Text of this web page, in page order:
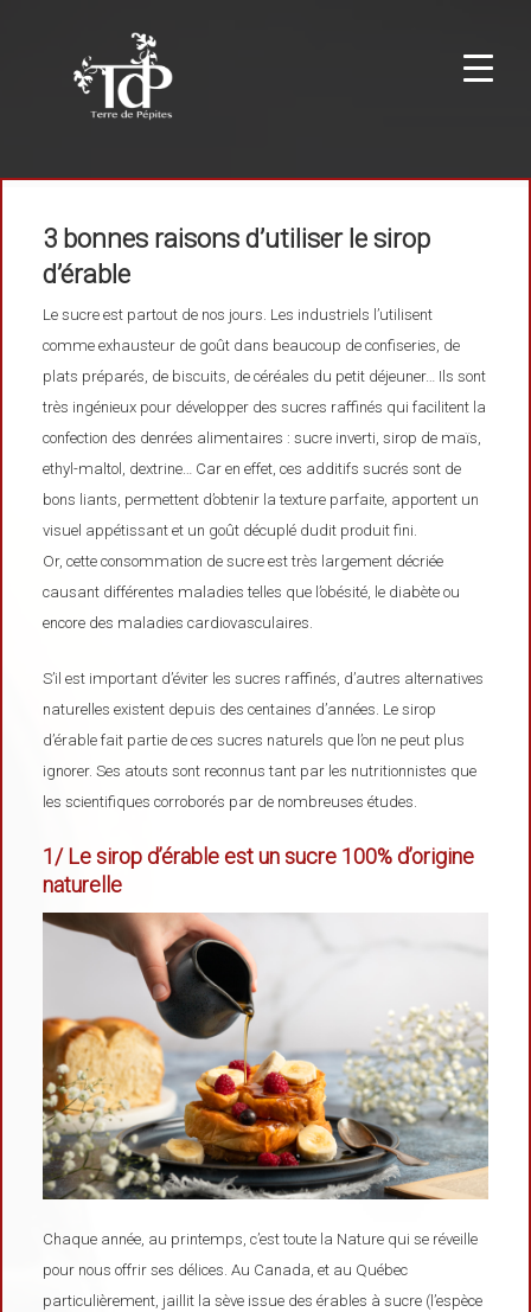
3 bonnes raisons d’utiliser le sirop
d’érable
Le sucre est partout de nos jours. Les industriels l’utilisent
comme exhausteur de goût dans beaucoup de confiseries, de
plats préparés, de biscuits, de céréales du petit déjeuner… Ils sont
très ingénieux pour développer des sucres raffinés qui facilitent la
confection des denrées alimentaires : sucre inverti, sirop de maïs,
ethyl-maltol, dextrine… Car en effet, ces additifs sucrés sont de
bons liants, permettent d’obtenir la texture parfaite, apportent un
visuel appétissant et un goût décuplé dudit produit fini.
Or, cette consommation de sucre est très largement décriée
causant différentes maladies telles que l’obésité, le diabète ou
encore des maladies cardiovasculaires.
S’il est important d’éviter les sucres raffinés, d’autres alternatives
naturelles existent depuis des centaines d’années. Le sirop
d’érable fait partie de ces sucres naturels que l’on ne peut plus
ignorer. Ses atouts sont reconnus tant par les nutritionnistes que
les scientifiques corroborés par de nombreuses études.
1/ Le sirop d’érable est un sucre 100% d’origine
naturelle
Chaque année, au printemps, c’est toute la Nature qui se réveille
pour nous offrir ses délices. Au Canada, et au Québec
particulièrement, jaillit la sève issue des érables à sucre (l’espèce